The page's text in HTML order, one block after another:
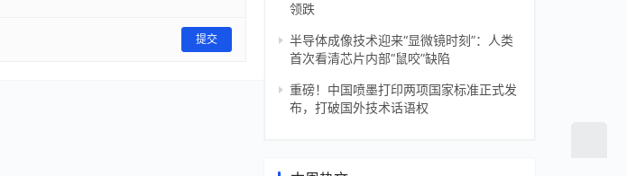
提交
领跌
半导体成像技术迎来“显微镜时刻”：人类
首次看清芯片内部“鼠咬”缺陷
重磅！中国喷墨打印两项国家标准正式发
布，打破国外技术话语权